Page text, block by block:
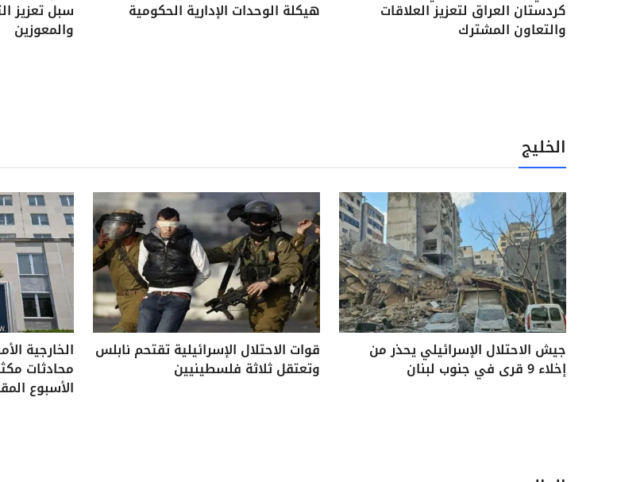
كردستان العراق لتعزيز العلاقات
والتعاون المشترك
هيكلة الوحدات الإدارية الحكومية سبل تعزيز
والمعوزين
الخليج
جيش الاحتلال الإسرائيلي يحذر من
إخلاء 9 قرى في جنوب لبنان
قوات الاحتلال الإسرائيلية تقتحم نابلس
وتعتقل ثلاثة فلسطينيين
الخارجية
محادثات
الأسبوع